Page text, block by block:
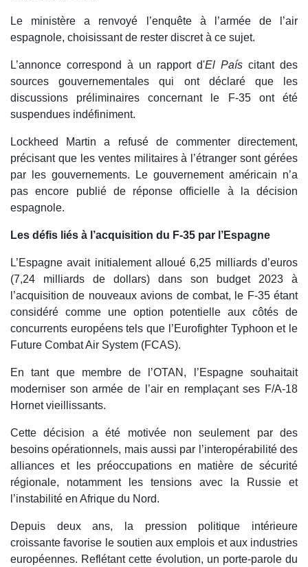
Le ministère a renvoyé l’enquête à l’armée de l’air
espagnole, choisissant de rester discret à ce sujet.
L’annonce correspond à un rapport d'El País citant des
sources gouvernementales qui ont déclaré que les
discussions préliminaires concernant le F-35 ont été
suspendues indéfiniment.
Lockheed Martin a refusé de commenter directement,
précisant que les ventes militaires à l’étranger sont gérées
par les gouvernements. Le gouvernement américain n’a
pas encore publié de réponse officielle à la décision
espagnole.
Les défis liés à l’acquisition du F-35 par l’Espagne
L’Espagne avait initialement alloué 6,25 milliards d’euros
(7,24 milliards de dollars) dans son budget 2023 à
l’acquisition de nouveaux avions de combat, le F-35 étant
considéré comme une option potentielle aux côtés de
concurrents européens tels que l’Eurofighter Typhoon et le
Future Combat Air System (FCAS).
En tant que membre de l’OTAN, l’Espagne souhaitait
moderniser son armée de l’air en remplaçant ses F/A-18
Hornet vieillissants.
Cette décision a été motivée non seulement par des
besoins opérationnels, mais aussi par l’interopérabilité des
alliances et les préoccupations en matière de sécurité
régionale, notamment les tensions avec la Russie et
l’instabilité en Afrique du Nord.
Depuis deux ans, la pression politique intérieure
croissante favorise le soutien aux emplois et aux industries
européennes. Reflétant cette évolution, un porte-parole du